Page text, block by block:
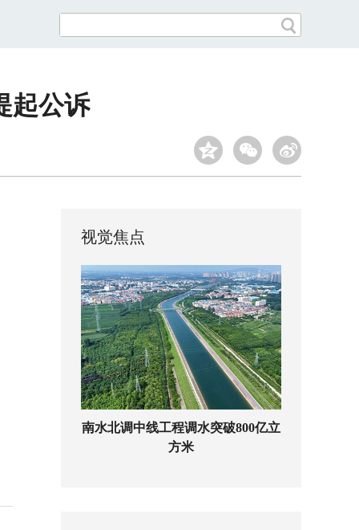
起公诉
视觉焦点
南水北调中线工程调水突破800亿立
方米